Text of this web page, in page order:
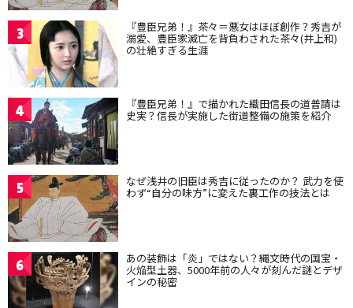
3 『豊臣兄弟！』茶々＝悪女はほぼ創作？秀吉が
溺愛、豊臣家滅亡を背負わされた茶々(井上和)
の壮絶すぎる生涯
4 『豊臣兄弟！』で描かれた織田信長の道普請は
史実？信長が実施した街道整備の施策を紹介
5 なぜ浅井の旧臣は秀吉に従ったのか？ 武力を使
わず“自分の味方”に変えた裏工作の技法とは
6 あの装飾は「炎」ではない？縄文時代の国宝・
火焔型土器、5000年前の人々が刻んだ謎とデザ
インの秘密